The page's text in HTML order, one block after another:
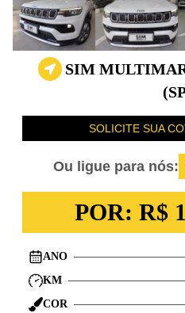
SIM
SOLICITE SUA
Ou ligue para nós:
POR: R$
ANO
KM
COR